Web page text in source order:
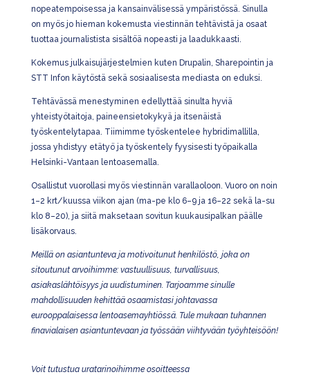
nopeatempoisessa ja kansainvälisessä ympäristössä. Sinulla
on myös jo hieman kokemusta viestinnän tehtävistä ja osaat
tuottaa journalistista sisältöä nopeasti ja laadukkaasti.
Kokemus julkaisujärjestelmien kuten Drupalin, Sharepointin ja
STT Infon käytöstä sekä sosiaalisesta mediasta on eduksi.
Tehtävässä menestyminen edellyttää sinulta hyviä
yhteistyötaitoja, paineensietokykyä ja itsenäistä
työskentelytapaa. Tiimimme työskentelee hybridimallilla,
jossa yhdistyy etätyö ja työskentely fyysisesti työpaikalla
Helsinki-Vantaan lentoasemalla.
Osallistut vuorollasi myös viestinnän varallaoloon. Vuoro on noin
1–2 krt/kuussa viikon ajan (ma-pe klo 6–9 ja 16–22 sekä la-su
klo 8–20), ja siitä maksetaan sovitun kuukausipalkan päälle
lisäkorvaus.
Meillä on asiantunteva ja motivoitunut henkilöstö, joka on
sitoutunut arvoihimme: vastuullisuus, turvallisuus,
asiakaslähtöisyys ja uudistuminen. Tarjoamme sinulle
mahdollisuuden kehittää osaamistasi johtavassa
eurooppalaisessa lentoasemayhtiössä. Tule mukaan tuhannen
finavialaisen asiantuntevaan ja työssään viihtyvään työyhteisöön!
Voit tutustua uratarinoihimme osoitteessa